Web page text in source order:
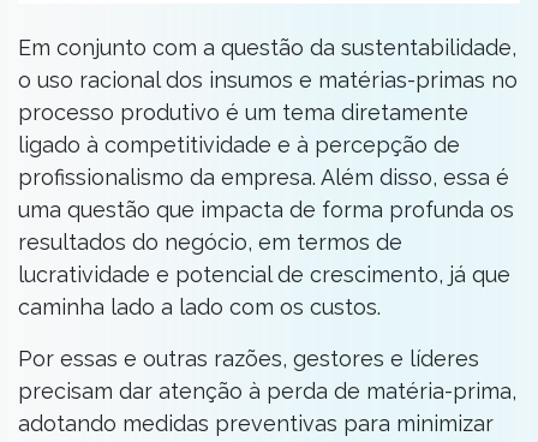
Em conjunto com a questão da sustentabilidade,
o uso racional dos insumos e matérias-primas no
processo produtivo é um tema diretamente
ligado à competitividade e à percepção de
profissionalismo da empresa. Além disso, essa é
uma questão que impacta de forma profunda os
resultados do negócio, em termos de
lucratividade e potencial de crescimento, já que
caminha lado a lado com os custos.
Por essas e outras razões, gestores e líderes
precisam dar atenção à perda de matéria-prima,
adotando medidas preventivas para minimizar